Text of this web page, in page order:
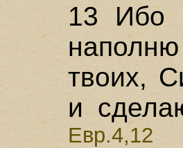
13 Ибо
твоих,
и
Евр.4,12